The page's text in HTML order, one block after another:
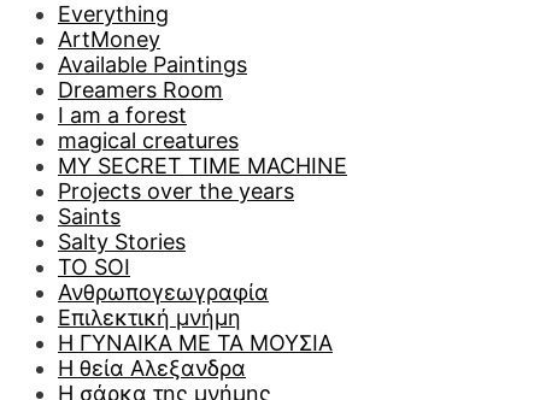
Everything
ArtMoney
Available Paintings
Dreamers Room
I am a forest
magical creatures
MY SECRET TIME MACHINE
Projects over the years
Saints
Salty Stories
TO SOI
Ανθρωπογεωγραφία
Επιλεκτική μνήμη
Η ΓΥΝΑΙΚΑ ΜΕ ΤΑ ΜΟΥΣΙΑ
Η θεία Αλεξανδρα
Η σάρκα της μνήμης